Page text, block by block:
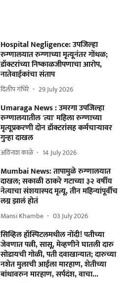
Hospital Negligence: उपजिल्हा
रुग्णालयात रुग्णाच्या मृत्यूनंतर गोंधळ;
डॉक्टरांच्या निष्काळजीपणाचा आरोप,
नातेवाईकांचा संताप
दिलीप गंभिरे 29 July 2026
​Umaraga News : उमरगा उपजिल्हा
रुग्णालयातील 'त्या' महिला रुग्णाच्या
मृत्यूप्रकरणी दोन डॉक्टरांसह कर्मचाऱ्यावर
गुन्हा दाखल
अविनाश काळे 14 July 2026
Mumbai News: तापामुळे रुग्णालयात
दाखल; सकाळी ठाकरे गटाच्या ३२ वर्षीय
नेत्याचा संशयास्पद मृत्यू, तीन महिन्यांपूर्वीच
लग्न झालं होतं
Mansi Khambe 03 July 2026
सिव्हिल हॉस्पिटलमधील नोंदी! पतीच्या
जेवणात पत्नी, सासू, मेव्हणीने घातली दारु
सोडायची गोळी, पती दवाखान्यात; दारुच्या
नशेत मुलाची आईला मारहाण, शेतीच्या
बांधावरुन मारहाण, सर्पदंश, वाचा...